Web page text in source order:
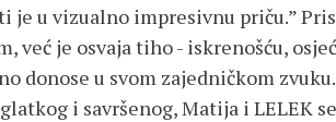
u vizualno impresivnu priču.”
već je osvaja tiho - iskrenošću,
donose u svom zajedničkom
i savršenog, Matija i LELEK